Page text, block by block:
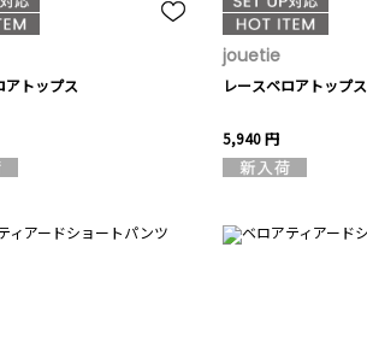
アトップス
jouetie
レースベロアトップス
5,940 円